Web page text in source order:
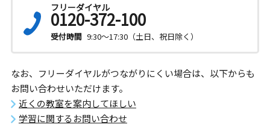
フリーダイヤル
0120-372-100
受付時間 9:30～17:30（土日、祝日除く）
なお、フリーダイヤルがつながりにくい場合は、以下からも
お問い合わせいただけます。
近くの教室を案内してほしい
学習に関するお問い合わせ